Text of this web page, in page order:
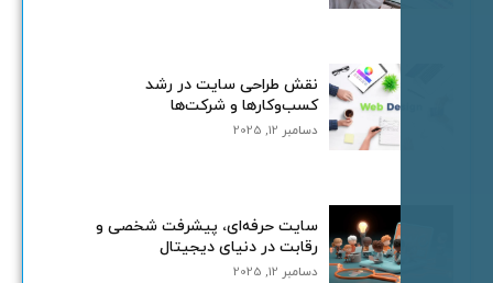
نقش طراحی سایت در رشد
کسب‌وکارها و شرکت‌ها
دسامبر 12, 2025
سایت حرفه‌ای، پیشرفت شخصی و
رقابت در دنیای دیجیتال
دسامبر 12, 2025